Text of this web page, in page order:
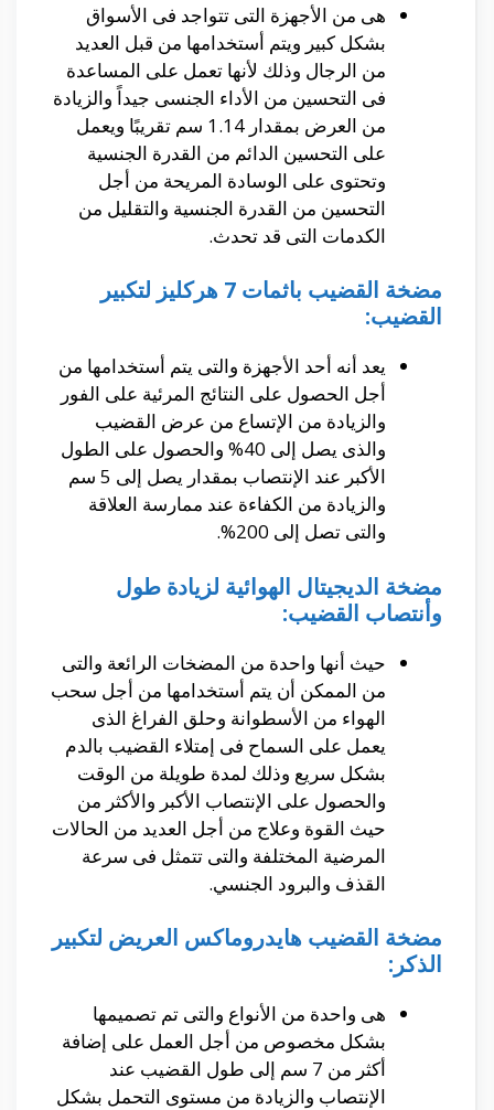
هى من الأجهزة التى تتواجد فى الأسواق
بشكل كبير ويتم أستخدامها من قبل العديد
من الرجال وذلك لأنها تعمل على المساعدة
فى التحسين من الأداء الجنسى جيداً والزيادة
من العرض بمقدار 1.14 سم تقريبًا ويعمل
على التحسين الدائم من القدرة الجنسية
وتحتوى على الوسادة المريحة من أجل
التحسين من القدرة الجنسية والتقليل من
الكدمات التى قد تحدث.
مضخة القضيب باثمات 7 هركليز لتكبير
القضيب:
يعد أنه أحد الأجهزة والتى يتم أستخدامها من
أجل الحصول على النتائج المرئية على الفور
والزيادة من الإتساع من عرض القضيب
والذى يصل إلى 40% والحصول على الطول
الأكبر عند الإنتصاب بمقدار يصل إلى 5 سم
والزيادة من الكفاءة عند ممارسة العلاقة
والتى تصل إلى 200%.
مضخة الديجيتال الهوائية لزيادة طول
وأنتصاب القضيب:
حيث أنها واحدة من المضخات الرائعة والتى
من الممكن أن يتم أستخدامها من أجل سحب
الهواء من الأسطوانة وحلق الفراغ الذى
يعمل على السماح فى إمتلاء القضيب بالدم
بشكل سريع وذلك لمدة طويلة من الوقت
والحصول على الإنتصاب الأكبر والأكثر من
حيث القوة وعلاج من أجل العديد من الحالات
المرضية المختلفة والتى تتمثل فى سرعة
القذف والبرود الجنسي.
مضخة القضيب هايدروماكس العريض لتكبير
الذكر:
هى واحدة من الأنواع والتى تم تصميمها
بشكل مخصوص من أجل العمل على إضافة
أكثر من 7 سم إلى طول القضيب عند
الإنتصاب والزيادة من مستوى التحمل بشكل